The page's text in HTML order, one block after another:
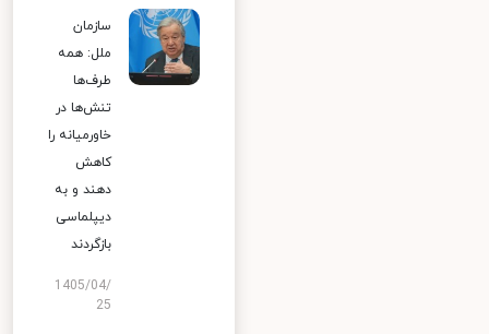
سازمان
ملل: همه
طرف‌ها
تنش‌ها در
خاورمیانه را
کاهش
دهند و به
دیپلماسی
بازگردند
1405/04/
25